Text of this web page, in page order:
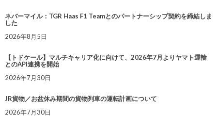
ネバーマイル：TGR Haas F1 Teamとのパートナーシップ契約を締結しま
した
2026年8月5日
【トドケール】マルチキャリア化に向けて、2026年7月よりヤマト運輸
とのAPI連携を開始
2026年7月30日
JR貨物／お盆休み期間の貨物列車の運転計画について
2026年7月30日